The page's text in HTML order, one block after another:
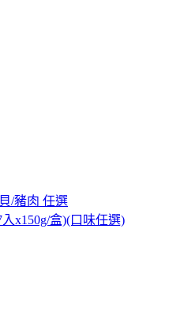
/豬肉 任選
x150g/盒)(口味任選)